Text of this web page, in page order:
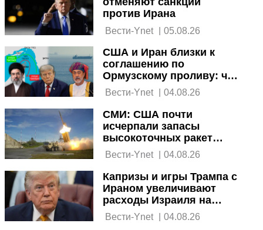
против Ирана
Вести-Ynet | 05.08.26
США и Иран близки к
соглашению по
Ормузскому проливу: что
в нем говорится
Вести-Ynet | 04.08.26
СМИ: США почти
исчерпали запасы
высокоточных ракет
после войны с Ираном
Вести-Ynet | 04.08.26
Капризы и игры Трампа с
Ираном увеличивают
расходы Израиля на
оборону на миллиарды
шекелей
Вести-Ynet | 04.08.26